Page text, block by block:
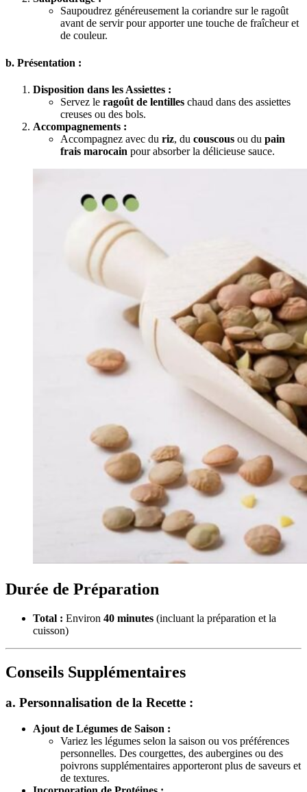
Saupoudrez généreusement la coriandre sur le ragoût
avant de servir pour apporter une touche de fraîcheur et
de couleur.
b. Présentation :
Disposition dans les Assiettes :
Servez le ragoût de lentilles chaud dans des assiettes
creuses ou des bols.
Accompagnements :
Accompagnez avec du riz, du couscous ou du pain
frais marocain pour absorber la délicieuse sauce.
Durée de Préparation
Total : Environ 40 minutes (incluant la préparation et la
cuisson)
Conseils Supplémentaires
a. Personnalisation de la Recette :
Ajout de Légumes de Saison :
Variez les légumes selon la saison ou vos préférences
personnelles. Des courgettes, des aubergines ou des
poivrons supplémentaires apporteront plus de saveurs et
de textures.